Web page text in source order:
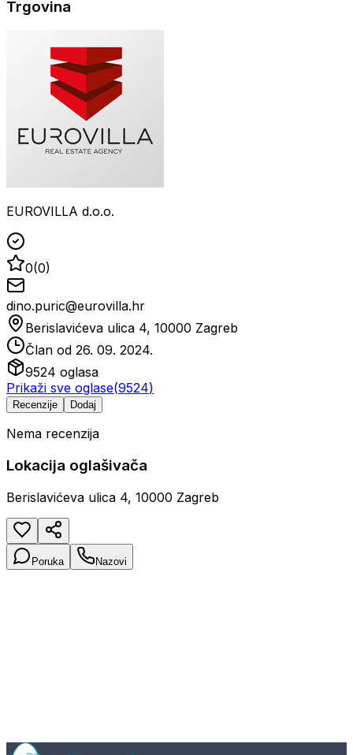
Trgovina
EUROVILLA d.o.o.
0(0)
dino.puric@eurovilla.hr
Berislavićeva ulica 4, 10000 Zagreb
Član od 26. 09. 2024.
9524 oglasa
Prikaži sve oglase(9524)
Recenzije Dodaj
Nema recenzija
Lokacija oglašivača
Berislavićeva ulica 4, 10000 Zagreb
Poruka Nazovi